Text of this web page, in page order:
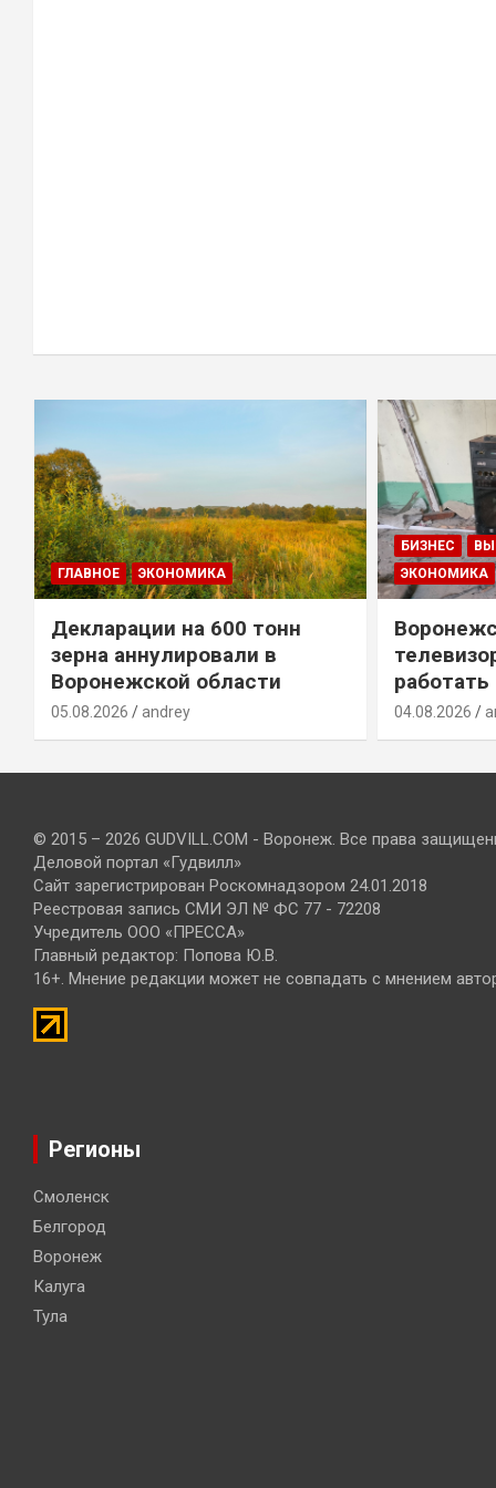
ГЛАВНОЕ ЭКОНОМИКА
Декларации на 600 тонн
зерна аннулировали в
Воронежской области
05.08.2026 andrey
БИЗНЕС
ЭКОНОМИКА
работать
04.08.2026
© 2015 – 2026 GUDVILL.COM - Воронеж. Все права
Деловой портал «Гудвилл»
Сайт зарегистрирован Роскомнадзором 24.01.2018
Реестровая запись СМИ ЭЛ № ФС 77 - 72208
Учредитель ООО «ПРЕССА»
Главный редактор: Попова Ю.В.
16+. Мнение редакции может не совпадать с мнением
Регионы
Смоленск
Белгород
Воронеж
Калуга
Тула